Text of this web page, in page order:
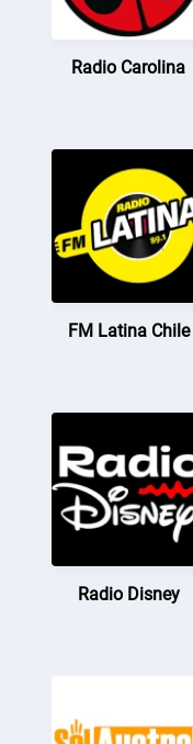
Radio Carolina
FM Latina Chile
Radio Disney